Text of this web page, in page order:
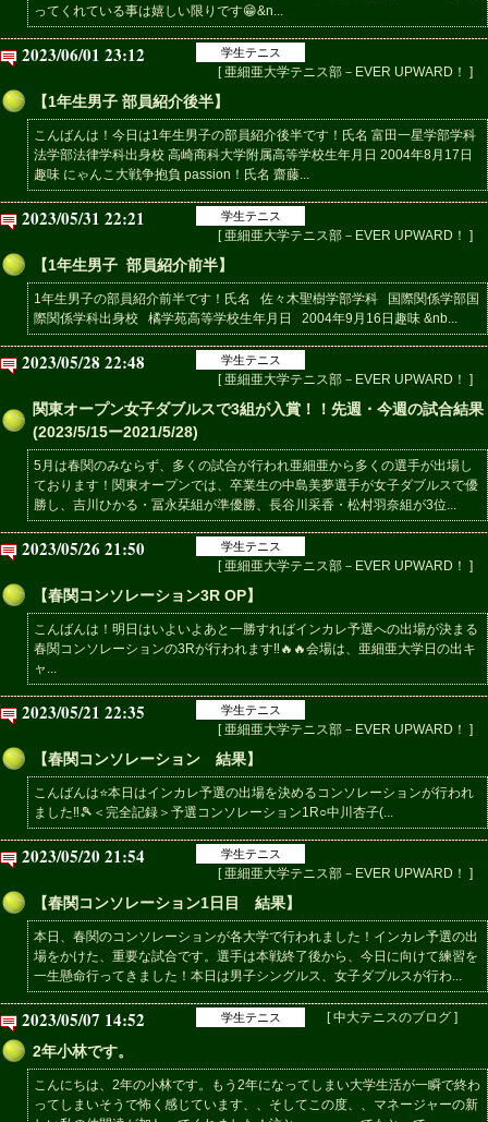
ってくれている事は嬉しい限りです😁&n...
2023/06/01 23:12 学生テニス
[ 亜細亜大学テニス部－EVER UPWARD！ ]
【1年生男子 部員紹介後半】
こんばんは！今日は1年生男子の部員紹介後半です！氏名 富田一星学部学科
法学部法律学科出身校 高崎商科大学附属高等学校生年月日 2004年8月17日
趣味 にゃんこ大戦争抱負 passion！氏名 齋藤...
2023/05/31 22:21 学生テニス
[ 亜細亜大学テニス部－EVER UPWARD！ ]
【1年生男子 部員紹介前半】
1年生男子の部員紹介前半です！氏名 佐々木聖樹学部学科 国際関係学部国
際関係学科出身校 橘学苑高等学校生年月日 2004年9月16日趣味 &nb...
2023/05/28 22:48 学生テニス
[ 亜細亜大学テニス部－EVER UPWARD！ ]
関東オープン女子ダブルスで3組が入賞！！先週・今週の試合結果
(2023/5/15ー2021/5/28)
5月は春関のみならず、多くの試合が行われ亜細亜から多くの選手が出場し
ております！関東オープンでは、卒業生の中島美夢選手が女子ダブルスで優
勝し、吉川ひかる・冨永栞組が準優勝、長谷川采香・松村羽奈組が3位...
2023/05/26 21:50 学生テニス
[ 亜細亜大学テニス部－EVER UPWARD！ ]
【春関コンソレーション3R OP】
こんばんは！明日はいよいよあと一勝すればインカレ予選への出場が決まる
春関コンソレーションの3Rが行われます‼️🔥🔥会場は、亜細亜大学日の出キ
ャ...
2023/05/21 22:35 学生テニス
[ 亜細亜大学テニス部－EVER UPWARD！ ]
【春関コンソレーション 結果】
こんばんは⭐️本日はインカレ予選の出場を決めるコンソレーションが行われ
ました‼️🎾＜完全記録＞予選コンソレーション1R○中川杏子(...
2023/05/20 21:54 学生テニス
[ 亜細亜大学テニス部－EVER UPWARD！ ]
【春関コンソレーション1日目 結果】
本日、春関のコンソレーションが各大学で行われました！インカレ予選の出
場をかけた、重要な試合です。選手は本戦終了後から、今日に向けて練習を
一生懸命行ってきました！本日は男子シングルス、女子ダブルスが行わ...
2023/05/07 14:52 学生テニス [ 中大テニスのブログ ]
2年小林です。
こんにちは、2年の小林です。もう2年になってしまい大学生活が一瞬で終わ
ってしまいそうで怖く感じています、、そしてこの度、、マネージャーの新